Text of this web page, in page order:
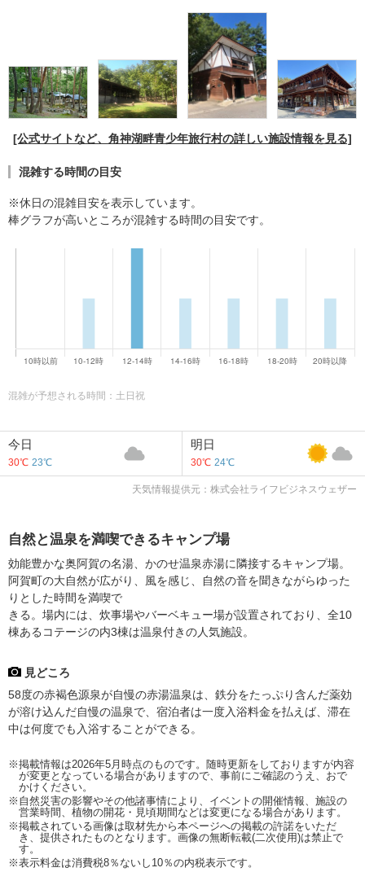
[公式サイトなど、角神湖畔青少年旅行村の詳しい施設情報を見る]
混雑する時間の目安
※休日の混雑目安を表示しています。
棒グラフが高いところが混雑する時間の目安です。
混雑が予想される時間：土日祝
今日
30℃ 23℃
明日
30℃ 24℃
天気情報提供元：株式会社ライフビジネスウェザー
自然と温泉を満喫できるキャンプ場
効能豊かな奥阿賀の名湯、かのせ温泉赤湯に隣接するキャンプ場。
阿賀町の大自然が広がり、風を感じ、自然の音を聞きながらゆった
りとした時間を満喫で
きる。場内には、炊事場やバーベキュー場が設置されており、全10
棟あるコテージの内3棟は温泉付きの人気施設。
見どころ
58度の赤褐色源泉が自慢の赤湯温泉は、鉄分をたっぷり含んだ薬効
が溶け込んだ自慢の温泉で、宿泊者は一度入浴料金を払えば、滞在
中は何度でも入浴することができる。
※掲載情報は2026年5月時点のものです。随時更新をしておりますが内容
が変更となっている場合がありますので、事前にご確認のうえ、おで
かけください。
※自然災害の影響やその他諸事情により、イベントの開催情報、施設の
営業時間、植物の開花・見頃期間などは変更になる場合があります。
※掲載されている画像は取材先から本ページへの掲載の許諾をいただ
き、提供されたものとなります。画像の無断転載(二次使用)は禁止で
す。
※表示料金は消費税8％ないし10％の内税表示です。